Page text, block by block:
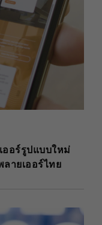
อร์รูปแบบใหม่
ายเออร์ไทย